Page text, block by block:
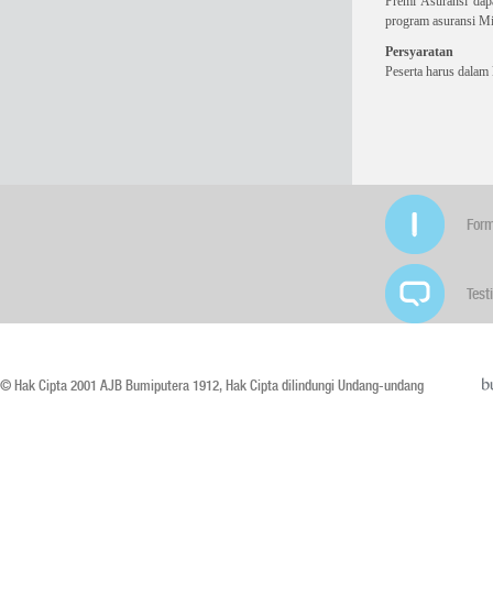
program asuransi
Persyaratan
Peserta harus
© Hak Cipta 2001 AJB Bumiputera 1912, Hak Cipta dilindungi Undang-undang